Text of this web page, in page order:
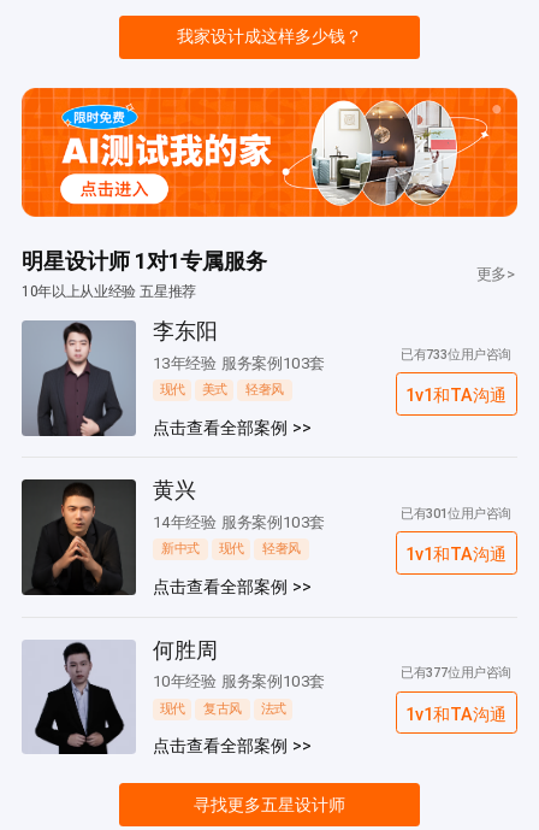
我家设计成这样多少钱？
明星设计师 1对1专属服务
10年以上从业经验 五星推荐
更多>
李东阳
13年经验 服务案例103套
现代 美式 轻奢风
点击查看全部案例 >>
已有733位用户咨询
1v1和TA沟通
黄兴
14年经验 服务案例103套
新中式 现代 轻奢风
点击查看全部案例 >>
已有301位用户咨询
1v1和TA沟通
何胜周
10年经验 服务案例103套
现代 复古风 法式
点击查看全部案例 >>
已有377位用户咨询
1v1和TA沟通
寻找更多五星设计师